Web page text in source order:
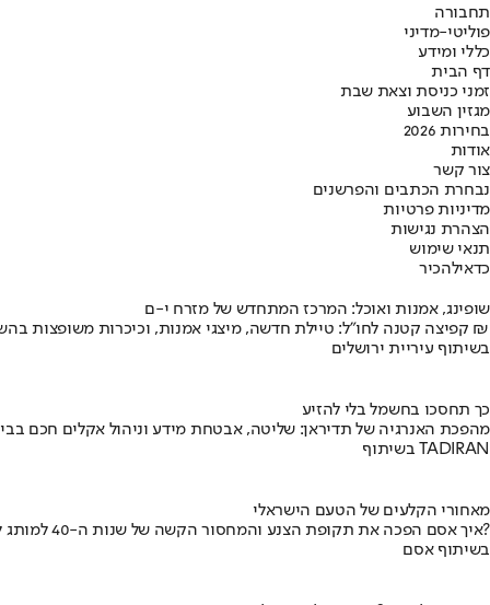
תחבורה
פוליטי-מדיני
כללי ומידע
דף הבית
זמני כניסת וצאת שבת
מגזין השבוע
בחירות 2026
אודות
צור קשר
נבחרת הכתבים והפרשנים
מדיניות פרטיות
הצהרת נגישות
תנאי שימוש
כדאילהכיר
שופינג, אמנות ואוכל: המרכז המתחדש של מזרח י-ם
קפיצה קטנה לחו"ל: טיילת חדשה, מיצגי אמנות, וכיכרות משופצות בהשקעה של 100 מיליון ₪
בשיתוף עיריית ירושלים
כך תחסכו בחשמל בלי להזיע
מהפכת האנרגיה של תדיראן: שליטה, אבטחת מידע וניהול אקלים חכם
בשיתוף TADIRAN
מאחורי הקלעים של הטעם הישראלי
איך אסם הפכה את תקופת הצנע והמחסור הקשה של שנות ה-40 למותג לאומי?
בשיתוף אסם